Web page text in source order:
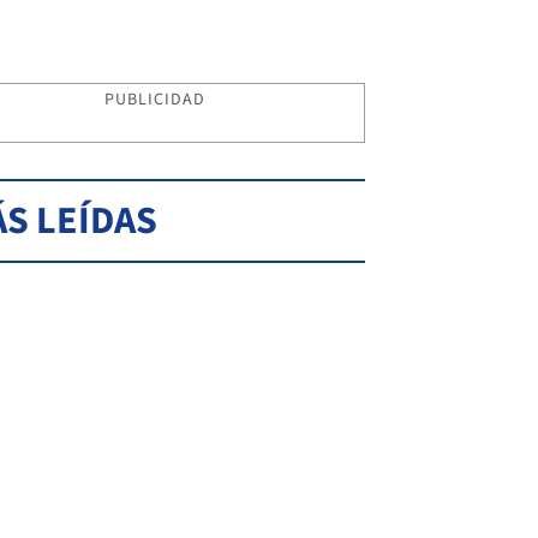
PUBLICIDAD
LEÍDAS